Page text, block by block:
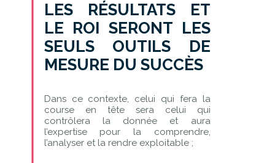
LES RÉSULTATS ET
LE ROI SERONT LES
SEULS OUTILS DE
MESURE DU SUCCÈS
Dans ce contexte, celui qui fera la
course en tête sera celui qui
contrôlera la donnée et aura
l’expertise pour la comprendre,
l’analyser et la rendre exploitable ;